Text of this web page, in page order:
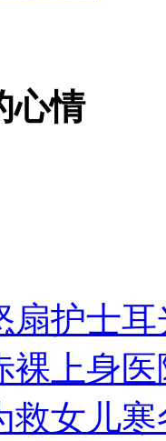
隧道多处损坏
深夜将其击毙
心情
扇护士耳
裸上身
救女儿